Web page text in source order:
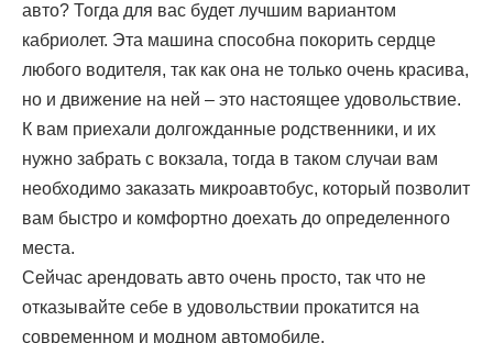
авто? Тогда для вас будет лучшим вариантом
кабриолет. Эта машина способна покорить сердце
любого водителя, так как она не только очень красива,
но и движение на ней – это настоящее удовольствие.
К вам приехали долгожданные родственники, и их
нужно забрать с вокзала, тогда в таком случаи вам
необходимо заказать микроавтобус, который позволит
вам быстро и комфортно доехать до определенного
места.
Сейчас арендовать авто очень просто, так что не
отказывайте себе в удовольствии прокатится на
современном и модном автомобиле.